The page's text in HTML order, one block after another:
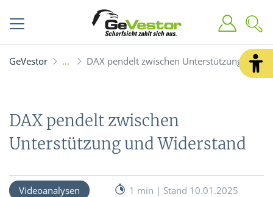
GeVestor DAX pendelt zwischen Unterstützung und
DAX pendelt zwischen
Unterstützung und Widerstand
Videoanalysen
1 min | Stand 10.01.2025